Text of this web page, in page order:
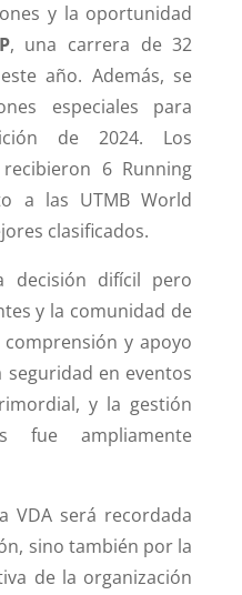
y la oportunidad
, una carrera de 32
año. Además, se
especiales para
de 2024. Los
6 Running
a las UTMB World
clasificados​.
decisión difícil pero
y la comunidad de
y apoyo
seguridad en eventos
y la gestión
fue ampliamente
VDA será recordada
sino también por la
de la organización